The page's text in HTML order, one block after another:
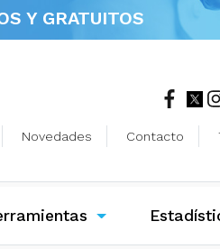
Y GRATUITOS
Novedades Contacto